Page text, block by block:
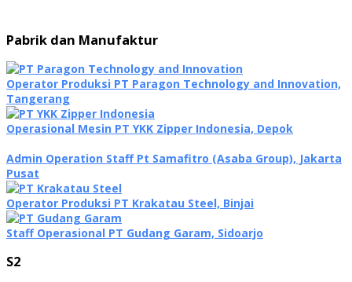
Pabrik dan Manufaktur
Operator Produksi PT Paragon Technology and Innovation,
Tangerang
Operasional Mesin PT YKK Zipper Indonesia, Depok
Admin Operation Staff Pt Samafitro (Asaba Group), Jakarta
Pusat
Operator Produksi PT Krakatau Steel, Binjai
Staff Operasional PT Gudang Garam, Sidoarjo
S2